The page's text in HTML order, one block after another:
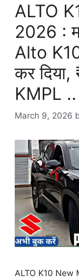
ALTO
2026 :
Alto
कर
KMPL ..
March 9, 2026
ALTO K10 New